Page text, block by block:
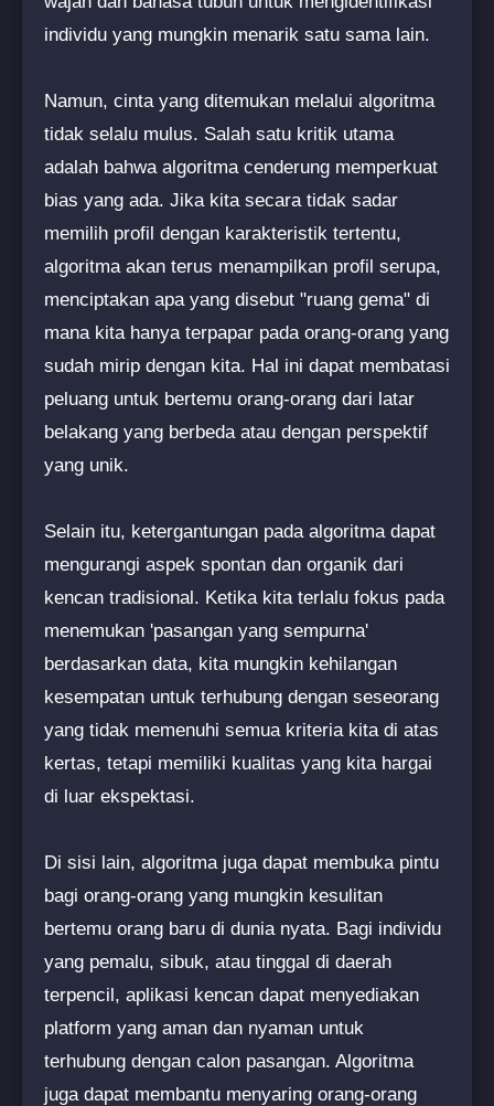
individu yang mungkin menarik satu sama lain.
Namun, cinta yang ditemukan melalui algoritma
tidak selalu mulus. Salah satu kritik utama
adalah bahwa algoritma cenderung memperkuat
bias yang ada. Jika kita secara tidak sadar
memilih profil dengan karakteristik tertentu,
algoritma akan terus menampilkan profil serupa,
menciptakan apa yang disebut "ruang gema" di
mana kita hanya terpapar pada orang-orang yang
sudah mirip dengan kita. Hal ini dapat membatasi
peluang untuk bertemu orang-orang dari latar
belakang yang berbeda atau dengan perspektif
yang unik.
Selain itu, ketergantungan pada algoritma dapat
mengurangi aspek spontan dan organik dari
kencan tradisional. Ketika kita terlalu fokus pada
menemukan 'pasangan yang sempurna'
berdasarkan data, kita mungkin kehilangan
kesempatan untuk terhubung dengan seseorang
yang tidak memenuhi semua kriteria kita di atas
kertas, tetapi memiliki kualitas yang kita hargai
di luar ekspektasi.
Di sisi lain, algoritma juga dapat membuka pintu
bagi orang-orang yang mungkin kesulitan
bertemu orang baru di dunia nyata. Bagi individu
yang pemalu, sibuk, atau tinggal di daerah
terpencil, aplikasi kencan dapat menyediakan
platform yang aman dan nyaman untuk
terhubung dengan calon pasangan. Algoritma
juga dapat membantu menyaring orang-orang